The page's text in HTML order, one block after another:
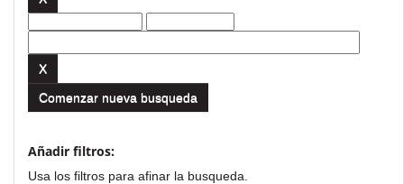
Comenzar nueva busqueda
Añadir filtros:
Usa los filtros para afinar la busqueda.